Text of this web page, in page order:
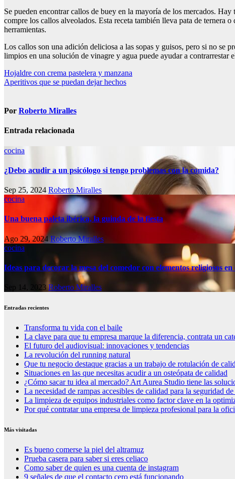
Se pueden encontrar callos de buey en la mayoría de los mercados.
compre los callos alveolados. Esta receta también lleva pata de ternera
herramientas.
Los callos son una adición deliciosa a las sopas y guisos, pero si no se
limpios en una solución de vinagre y agua puede ayudar a
Navegación
de
Hojaldre con crema pastelera y manzana
Aperitivos que se puedan dejar hechos
Por Roberto Miralles
Entrada relacionada
cocina
¿Debo acudir a un psicólogo si tengo problemas con la comida?
Sep 25, 2024 Roberto Miralles
cocina
Una buena paleta ibérica, la guinda de la fiesta
Ago 29, 2024Roberto Miralles
cocina
Ideas para decorar la mesa del comedor con elementos religiosos en
Sep 14, 2023Roberto Miralles
Entradas recientes
Transforma tu vida con el baile
La clave para que tu empresa marque la diferencia, contrata un
El futuro del audiovisual: innovaciones y tendencias
La revolución del running natural
Que tu negocio destaque gracias a un trabajo de rotulación de
Situaciones en las que necesitas acudir a un osteópata de calidad
¿Cómo sacar tu idea al mercado? Art Aurea Studio tiene las
La necesidad de rampas accesibles de calidad para la seguridad
La limpieza de equipos industriales como factor clave en la
Por qué contratar una empresa de limpieza profesional para la
Más visitadas
Es bueno comerse la piel del altramuz
Prueba casera para saber si eres celiaco
Como saber de quien es una cuenta de instagram
9 señales de que el contacto cero está funcionando